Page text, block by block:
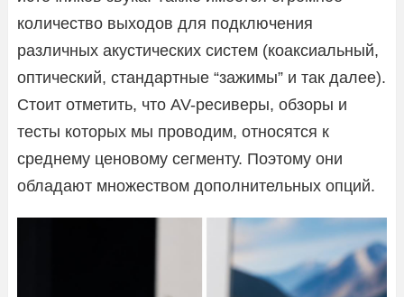
количество выходов для подключения
различных акустических систем (коаксиальный,
оптический, стандартные “зажимы” и так далее).
Стоит отметить, что AV-ресиверы, обзоры и
тесты которых мы проводим, относятся к
среднему ценовому сегменту. Поэтому они
обладают множеством дополнительных опций.